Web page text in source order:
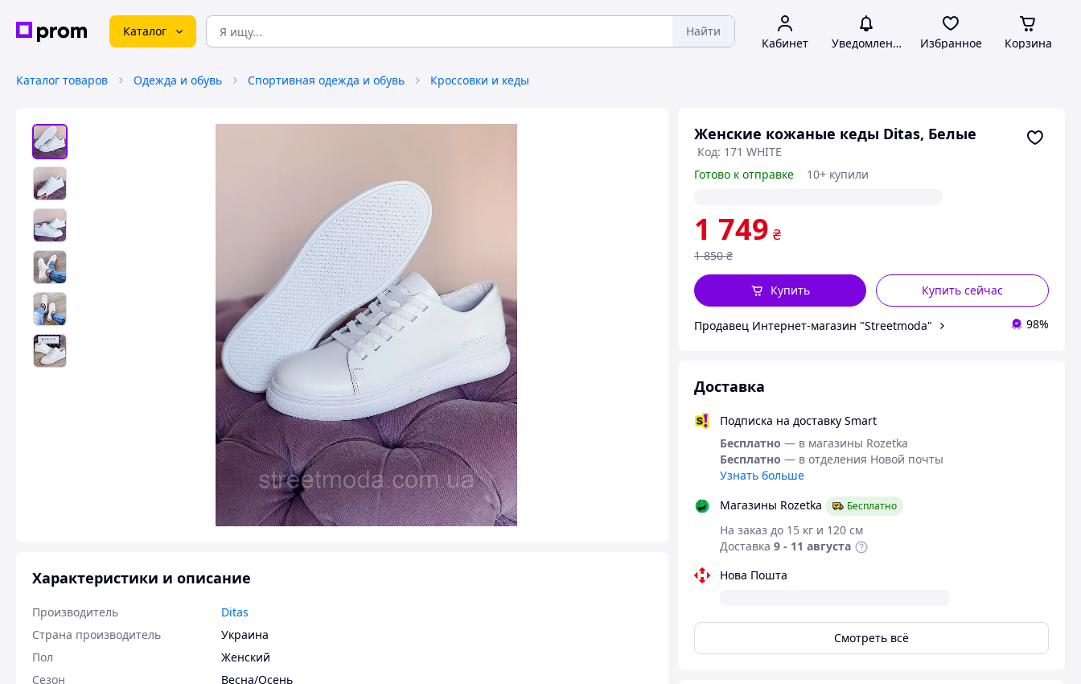
Каталог Найти
Кабинет Уведомления Избранное Корзина
Каталог товаров Одежда и обувь Спортивная одежда и обувь Кроссовки и кеды
Женские кожаные кеды Ditas, Белые
Код: 171 WHITE
Готово к отправке
10+ купили
1 749 ₴
1 850 ₴
Купить сейчас
Купить
Продавец Интернет-магазин "Streetmoda" 98%
Доставка
Подписка на доставку Smart
Бесплатно — в магазины Rozetka
Бесплатно — в отделения Новой почты
Узнать больше
Магазины Rozetka
Бесплатно
На заказ до 15 кг и 120 см
Доставка 9 - 11 августа
Нова Пошта
Смотреть всё
Характеристики и описание
Производитель
Ditas
Страна производитель
Украина
Пол
Женский
Сезон
Весна/Осень